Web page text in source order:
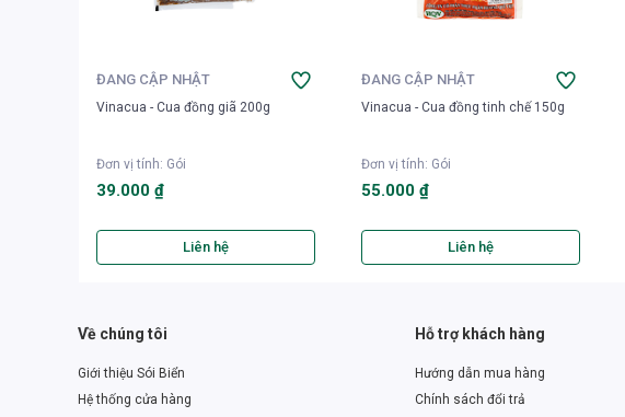
ĐANG CẬP NHẬT
Vinacua - Cua đồng giã 200g
Đơn vị tính: Gói
39.000 ₫
Liên hệ
ĐANG CẬP NHẬT
Vinacua - Cua đồng tinh chế 150g
Đơn vị tính: Gói
55.000 ₫
Liên hệ
Về chúng tôi
Giới thiệu Sói Biển
Hệ thống cửa hàng
Hỗ trợ khách hàng
Hướng dẫn mua hàng
Chính sách đổi trả